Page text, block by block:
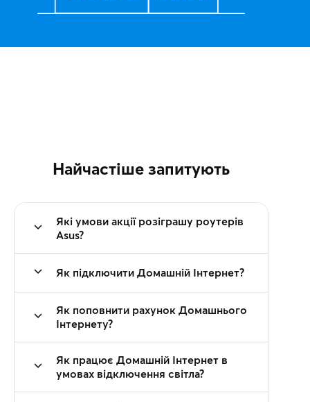
Найчастіше запитують
Які умови акції розіграшу роутерів
Asus?
Як підключити Домашній Інтернет?
Як поповнити рахунок Домашнього
Інтернету?
Як працює Домашній Інтернет в
умовах відключення світла?